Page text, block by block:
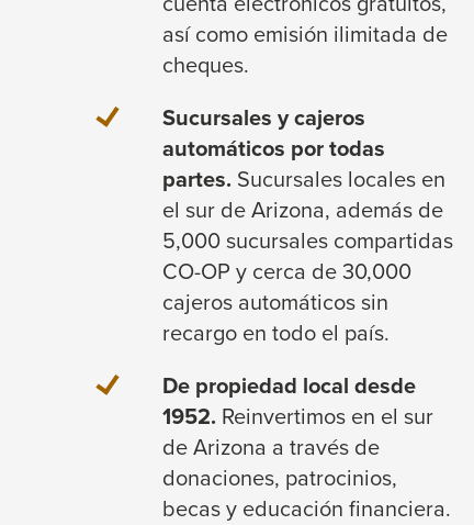
así como emisión ilimitada de
cheques.
Sucursales y cajeros
automáticos por todas
partes. Sucursales locales en
el sur de Arizona, además de
5,000 sucursales compartidas
CO-OP y cerca de 30,000
cajeros automáticos sin
recargo en todo el país.
De propiedad local desde
1952. Reinvertimos en el sur
de Arizona a través de
donaciones, patrocinios,
becas y educación financiera.